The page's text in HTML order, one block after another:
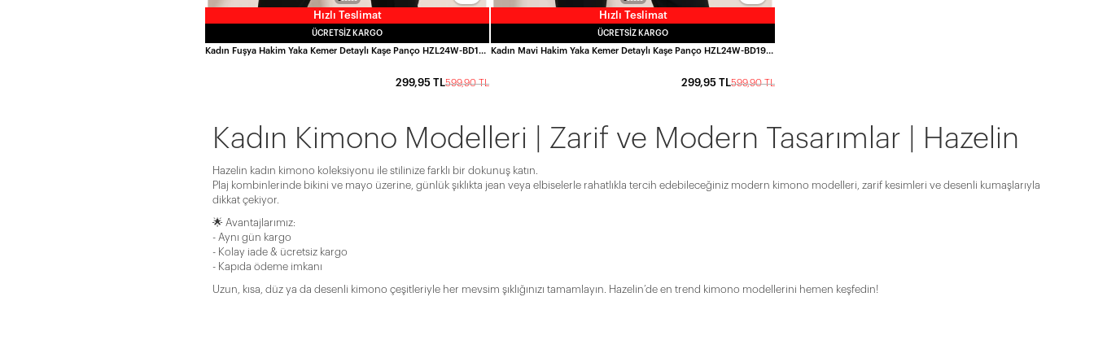
Hızlı Teslimat
ÜCRETSIZ KARGO
Kadın Fuşya Hakim Yaka Kemer Detaylı Kaşe Panço HZL24W-BD191341
599,90 TL
299,95 TL
Hızlı Teslimat
ÜCRETSIZ KARGO
Kadın Mavi Hakim Yaka Kemer Detaylı Kaşe Panço HZL24W-BD191341
599,90 TL
299,95 TL
Kadın Kimono Modelleri | Zarif ve Modern Tasarımlar | Hazelin
Hazelin kadın kimono koleksiyonu ile stilinize farklı bir dokunuş katın.
Plaj kombinlerinde bikini ve mayo üzerine, günlük şıklıkta jean veya elbiselerle rahatlıkla tercih edebileceğiniz modern kimono modelleri, zarif kesimleri ve desenli kumaşlarıyla
dikkat çekiyor.
🌟 Avantajlarımız:
- Aynı gün kargo
- Kolay iade & ücretsiz kargo
- Kapıda ödeme imkanı
Uzun, kısa, düz ya da desenli kimono çeşitleriyle her mevsim şıklığınızı tamamlayın. Hazelin’de en trend kimono modellerini hemen keşfedin!